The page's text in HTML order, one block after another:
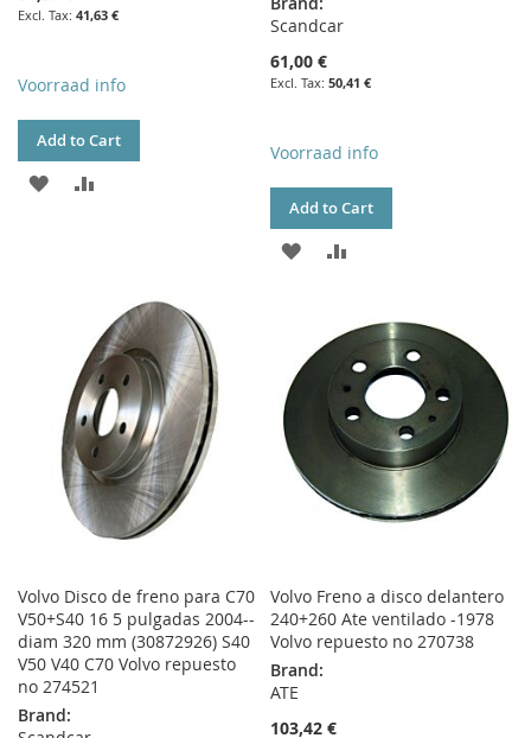
41,63 €
Voorraad info
Add to Cart
ADD
Scandcar
61,00 €
50,41 €
Voorraad info
Add to Cart
ADD
WISH
LIST
COMPARE
Volvo Disco de freno para C70
V50+S40 16 5 pulgadas 2004--
diam 320 mm (30872926) S40
V50 V40 C70 Volvo repuesto
no 274521
Brand:
Volvo Freno a disco delantero
240+260 Ate ventilado -1978
Volvo repuesto no 270738
Brand:
ATE
103,42 €